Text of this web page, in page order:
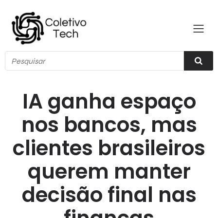
IA ganha espaço
nos bancos, mas
clientes brasileiros
querem manter
decisão final nas